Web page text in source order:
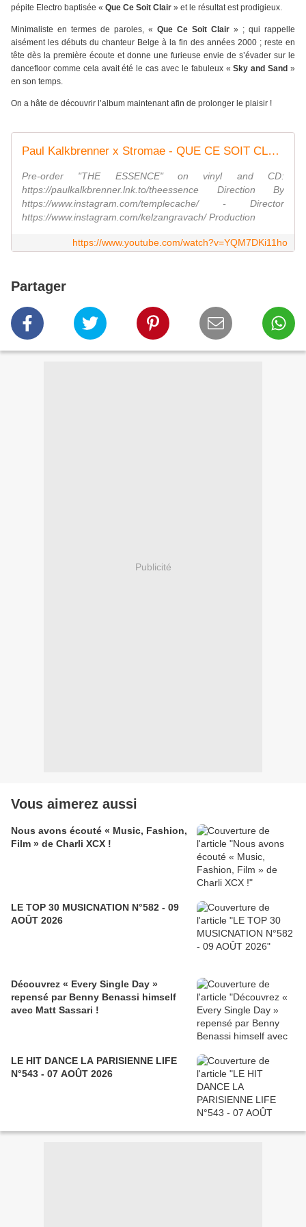
pépite Electro baptisée « Que Ce Soit Clair » et le résultat est prodigieux.
Minimaliste en termes de paroles, « Que Ce Soit Clair » ; qui rappelle
aisément les débuts du chanteur Belge à la fin des années 2000 ; reste en
tête dès la première écoute et donne une furieuse envie de s’évader sur le
dancefloor comme cela avait été le cas avec le fabuleux «Sky and Sand»
en son temps.
On a hâte de découvrir l’album maintenant afin de prolonger le plaisir !
Paul Kalkbrenner x Stromae - QUE CE SOIT CLAIR (Official Video)
Pre-order "THE ESSENCE" on vinyl and CD:
https://paulkalkbrenner.lnk.to/theessence Direction By
https://www.instagram.com/templecache/ - Director
https://www.instagram.com/kelzangravach/ Production
https://www.youtube.com/watch?v=YQM7DKi11ho
Partager
Publicité
Vous aimerez aussi
Nous avons écouté « Music, Fashion,
Film » de Charli XCX !
LE TOP 30 MUSICNATION N°582 - 09
AOÛT 2026
Découvrez « Every Single Day »
repensé par Benny Benassi himself
avec Matt Sassari !
LE HIT DANCE LA PARISIENNE LIFE
N°543 - 07 AOÛT 2026